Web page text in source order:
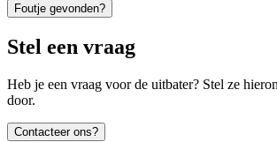
Foutje gevonden?
Stel een vraag
Heb je een vraag voor de uitbater? Stel ze
door.
Contacteer ons?